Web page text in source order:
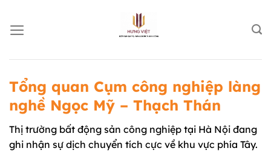
đến
nội
Tổng quan Cụm công nghiệp làng
nghề Ngọc Mỹ – Thạch Thán
Thị trường bất động sản công nghiệp tại Hà Nội đang
ghi nhận sự dịch chuyển tích cực về khu vực phía Tây.